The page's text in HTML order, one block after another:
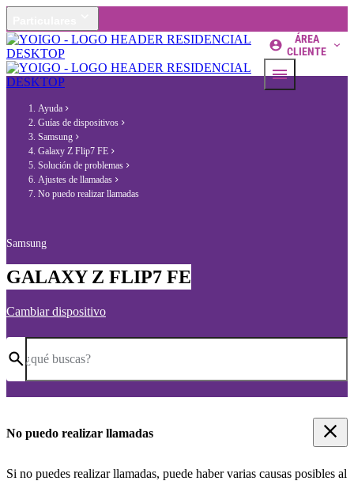
ÁREA
CLIENTE
Ayuda
Guías de dispositivos
Samsung
Galaxy Z Flip7 FE
Solución de problemas
Ajustes de llamadas
No puedo realizar llamadas
Samsung
GALAXY Z FLIP7 FE
Cambiar dispositivo
¿qué buscas?
No puedo realizar llamadas
Si no puedes realizar llamadas, puede haber varias causas posibles al